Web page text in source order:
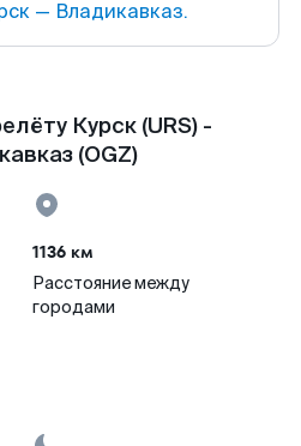
— Владикавказ.
Курск (URS) -
(OGZ)
1136 км
Расстояние между
городами